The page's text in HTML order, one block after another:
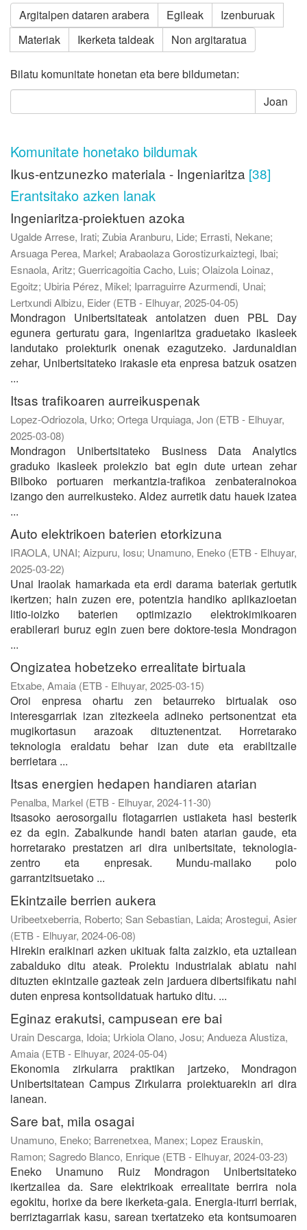
Argitalpen dataren arabera Egileak
Izenburuak
Materiak
Ikerketa taldeak Non argitaratua
Bilatu komunitate honetan eta bere bildumetan:
Joan
Komunitate honetako bildumak
Ikus-entzunezko materiala - Ingeniaritza [38]
Erantsitako azken lanak
Ingeniaritza-proiektuen azoka
Ugalde Arrese, Irati; Zubia Aranburu, Lide; Errasti, Nekane;
Arsuaga Perea, Markel; Arabaolaza Gorostizurkaiztegi, Ibai;
Esnaola, Aritz; Guerricagoitia Cacho, Luis; Olaizola Loinaz,
Egoitz; Ubiria Pérez, Mikel; Iparraguirre Azurmendi, Unai;
Lertxundi Albizu, Eider (ETB - Elhuyar, 2025-04-05)
Mondragon Unibertsitateak antolatzen duen PBL Day
egunera gerturatu gara, ingeniaritza graduetako ikasleek
landutako proiekturik onenak ezagutzeko. Jardunaldian
zehar, Unibertsitateko irakasle eta enpresa batzuk osatzen
...
Itsas trafikoaren aurreikuspenak
Lopez-Odriozola, Urko; Ortega Urquiaga, Jon (ETB - Elhuyar,
2025-03-08)
Mondragon Unibertsitateko Business Data Analytics
graduko ikasleek proiekzio bat egin dute urtean zehar
Bilboko portuaren merkantzia-trafikoa zenbaterainokoa
izango den aurreikusteko. Aldez aurretik datu hauek izatea
...
Auto elektrikoen baterien etorkizuna
IRAOLA, UNAI; Aizpuru, Iosu; Unamuno, Eneko (ETB - Elhuyar,
2025-03-22)
Unai Iraolak hamarkada eta erdi darama bateriak gertutik
ikertzen; hain zuzen ere, potentzia handiko aplikazioetan
litio-ioizko baterien optimizazio elektrokimikoaren
erabilerari buruz egin zuen bere doktore-tesia Mondragon
...
Ongizatea hobetzeko errealitate birtuala
Etxabe, Amaia (ETB - Elhuyar, 2025-03-15)
Oroi enpresa ohartu zen betaurreko birtualak oso
interesgarriak izan zitezkeela adineko pertsonentzat eta
mugikortasun arazoak dituztenentzat. Horretarako
teknologia eraldatu behar izan dute eta erabiltzaile
berrietara ...
Itsas energien hedapen handiaren atarian
Penalba, Markel (ETB - Elhuyar, 2024-11-30)
Itsasoko aerosorgailu flotagarrien ustiaketa hasi besterik
ez da egin. Zabalkunde handi baten atarian gaude, eta
horretarako prestatzen ari dira unibertsitate, teknologia-
zentro eta enpresak. Mundu-mailako polo
garrantzitsuetako ...
Ekintzaile berrien aukera
Uribeetxeberria, Roberto; San Sebastian, Laida; Arostegui, Asier
(ETB - Elhuyar, 2024-06-08)
Hirekin eraikinari azken ukituak falta zaizkio, eta uztailean
zabalduko ditu ateak. Proiektu industrialak abiatu nahi
dituzten ekintzaile gazteak zein jarduera dibertsifikatu nahi
duten enpresa kontsolidatuak hartuko ditu. ...
Eginaz erakutsi, campusean ere bai
Urain Descarga, Idoia; Urkiola Olano, Josu; Andueza Alustiza,
Amaia (ETB - Elhuyar, 2024-05-04)
Ekonomia zirkularra praktikan jartzeko, Mondragon
Unibertsitatean Campus Zirkularra proiektuarekin ari dira
lanean.
Sare bat, mila osagai
Unamuno, Eneko; Barrenetxea, Manex; Lopez Erauskin,
Ramon; Sagredo Blanco, Enrique (ETB - Elhuyar, 2024-03-23)
Eneko Unamuno Ruiz Mondragon Unibertsitateko
ikertzailea da. Sare elektrikoak errealitate berrira nola
egokitu, horixe da bere ikerketa-gaia. Energia-iturri berriak,
berriztagarriak kasu, sarean txertatzeko eta kontsumoaren